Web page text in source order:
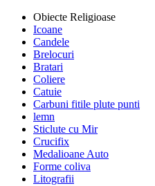
Obiecte Religioase
Icoane
Candele
Brelocuri
Bratari
Coliere
Catuie
Carbuni fitile plute punti
lemn
Sticlute cu Mir
Crucifix
Medalioane Auto
Forme coliva
Litografii